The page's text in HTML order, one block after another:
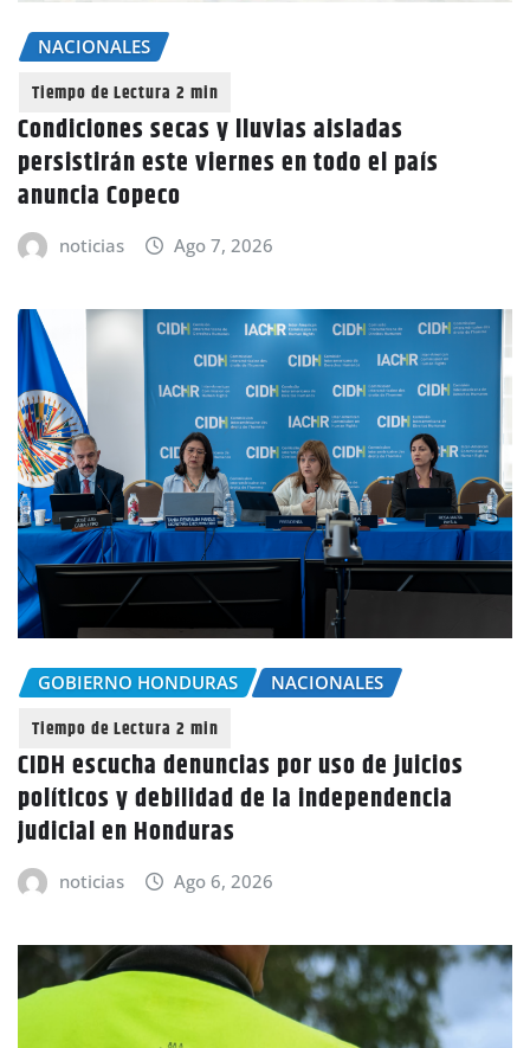
NACIONALES
Condiciones secas y lluvias aisladas
persistirán este viernes en todo el país
anuncia Copeco
noticias Ago 7, 2026
GOBIERNO HONDURAS NACIONALES
CIDH escucha denuncias por uso de juicios
políticos y debilidad de la independencia
judicial en Honduras
noticias Ago 6, 2026